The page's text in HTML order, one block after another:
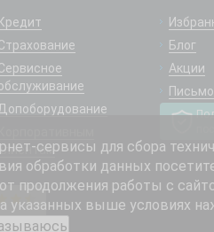
Кредит
Допоборудование
Блог
Акции
сервисы для сбора
обработки данных
продолжения работы с
указанных выше условиях